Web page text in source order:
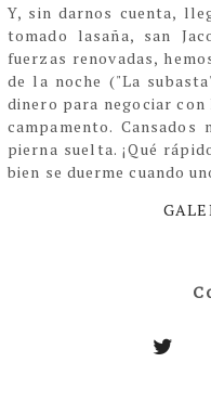
Y, sin darnos cuenta,
tomado lasaña, san
fuerzas renovadas,
de la noche ("La
dinero para negociar
campamento.
pierna suelta. ¡Qué
bien se duerme cuando